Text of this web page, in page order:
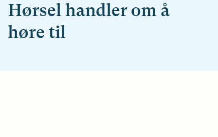
Hørsel handler om å
høre til